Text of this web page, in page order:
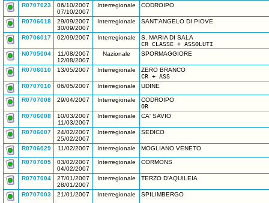
R0707023
06/10/2007
07/10/2007
Interregionale CODROIPO
R0706018
29/09/2007
30/09/2007
Interregionale SANT'ANGELO DI PIOVE
R0706017 02/09/2007 Interregionale
S. MARIA DI SALA
CR CLASSE + ASSOLUTI
N0705004
11/08/2007
12/08/2007
Nazionale SPORMAGGIORE
R0706010 13/05/2007 Interregionale
ZERO BRANCO
CR + ASS
R0707010
06/05/2007 Interregionale UDINE
R0707008 29/04/2007 Interregionale
CODROIPO
OR
R0706008
10/03/2007
11/03/2007
Interregionale CA' SAVIO
R0706007
24/02/2007
25/02/2007
Interregionale SEDICO
R0706029 11/02/2007 Interregionale MOGLIANO VENETO
R0707005
03/02/2007
04/02/2007
Interregionale CORMONS
R0707004
27/01/2007
28/01/2007
Interregionale TERZO D'AQUILEIA
R0707003 21/01/2007 Interregionale SPILIMBERGO